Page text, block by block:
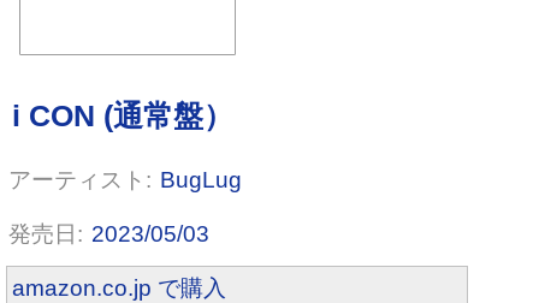
BugLug
2023/05/03
amazon.co.jp で購入